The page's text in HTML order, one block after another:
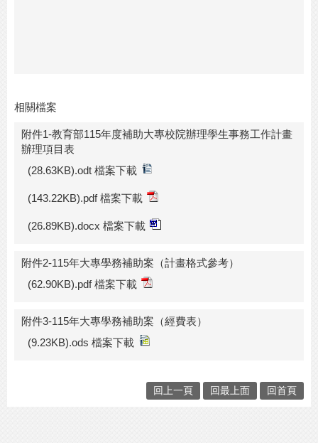
相關檔案
附件1-教育部115年度補助大專校院辦理學生事務工作計畫
辦理項目表
(28.63KB).odt 檔案下載
(143.22KB).pdf 檔案下載
(26.89KB).docx 檔案下載
附件2-115年大專學務補助案（計畫格式參考）
(62.90KB).pdf 檔案下載
附件3-115年大專學務補助案（經費表）
(9.23KB).ods 檔案下載
回上一頁 回最上面 回首頁